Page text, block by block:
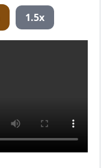
1.5x